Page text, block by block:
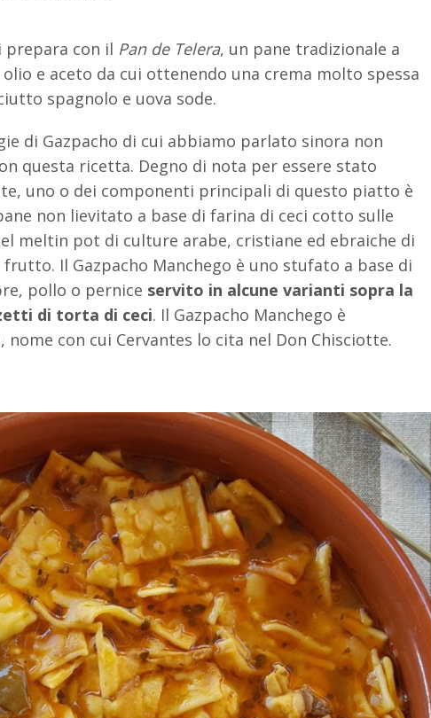
prepara con il Pan de Telera, un pane tradizionale a
e aceto da cui ottenendo una crema molto spessa
spagnolo e uova sode.
di Gazpacho di cui abbiamo parlato sinora non
questa ricetta. Degno di nota per essere stato
uno o dei componenti principali di questo piatto è
non lievitato a base di farina di ceci cotto sulle
meltin pot di culture arabe, cristiane ed ebraiche di
frutto. Il Gazpacho Manchego è uno stufato a base di
pollo o pernice servito in alcune varianti sopra la
di torta di ceci. Il Gazpacho Manchego è
nome con cui Cervantes lo cita nel Don Chisciotte.